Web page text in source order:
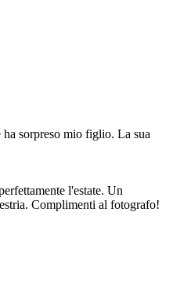
sorpreso mio figlio. La sua
l'estate. Un
Complimenti al fotografo!